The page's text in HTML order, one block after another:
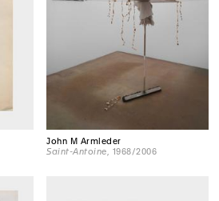
John M Armleder
Saint-Antoine , 1968/2006